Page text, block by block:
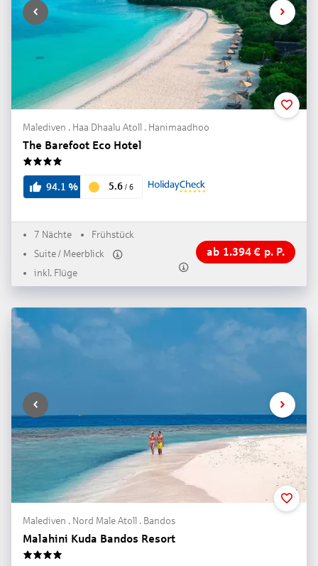
Malediven . Haa Dhaalu Atoll . Hanimaadhoo
The Barefoot Eco Hotel
4
94.1 % 5.6 / 6
7 Nächte
Frühstück
Suite / Meerblick
inkl. Flüge
ab 1.394€ p. P.
Malediven . Nord Male Atoll . Bandos
Malahini Kuda Bandos Resort